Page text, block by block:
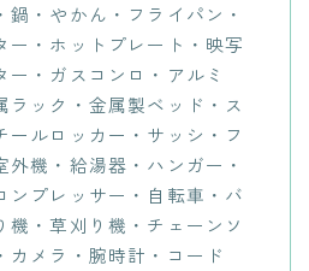
・やかん・フライパン・
ー・ホットプレート・映写
・ガスコンロ・アルミ
ラック・金属製ベッド・ス
ールロッカー・サッシ・フ
外機・給湯器・ハンガー・
ンプレッサー・自転車・バ
機・草刈り機・チェーンソ
カメラ・腕時計・コード